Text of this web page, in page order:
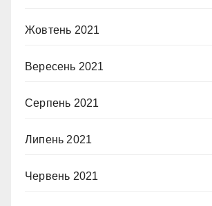
Жовтень 2021
Вересень 2021
Серпень 2021
Липень 2021
Червень 2021